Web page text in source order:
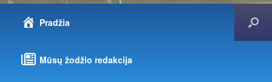
Pradžia
Mūsų žodžio redakcija